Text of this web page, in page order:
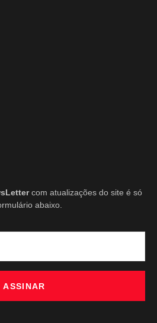
com atualizações do site é só
abaixo.
ASSINAR